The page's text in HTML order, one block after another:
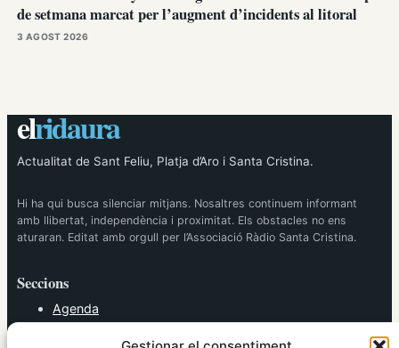
de setmana marcat per l’augment d’incidents al litoral
3 AGOST 2026
elridaura
Actualitat de Sant Feliu, Platja d’Aro i Santa Cristina.
Hi ha qui busca silenciar mitjans. Nosaltres continuem informant
amb llibertat, independència i proximitat. Els obstacles no ens
aturaran. Editat amb orgull per l’Associació Ràdio Santa Cristina.
Seccions
Agenda